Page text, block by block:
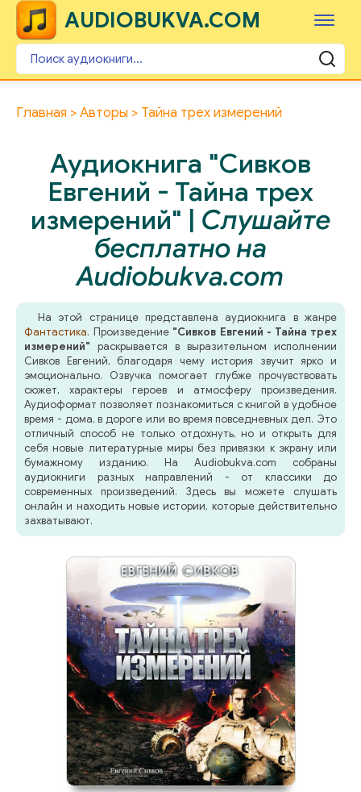
AUDIOBUKVA.COM
Главная Авторы Тайна трех измерений
Аудиокнига "Сивков
Евгений - Тайна трех
измерений" | Слушайте
бесплатно на
Audiobukva.com
На этой странице представлена аудиокнига в жанре
Фантастика. Произведение "Сивков Евгений - Тайна трех
измерений" раскрывается в выразительном исполнении
Сивков Евгений, благодаря чему история звучит ярко и
эмоционально. Озвучка помогает глубже прочувствовать
сюжет, характеры героев и атмосферу произведения.
Аудиоформат позволяет познакомиться с книгой в удобное
время - дома, в дороге или во время повседневных дел. Это
отличный способ не только отдохнуть, но и открыть для
себя новые литературные миры без привязки к экрану или
бумажному изданию. На Audiobukva.com собраны
аудиокниги разных направлений - от классики до
современных произведений. Здесь вы можете слушать
онлайн и находить новые истории, которые действительно
захватывают.